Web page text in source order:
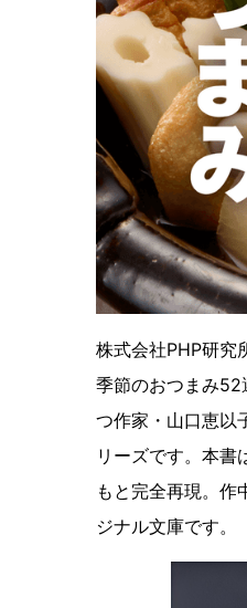
株式会社PHP研究
季節のおつまみ52
つ作家・山口恵以
リーズです。本書
もと完全再現。作
ジナル文庫です。